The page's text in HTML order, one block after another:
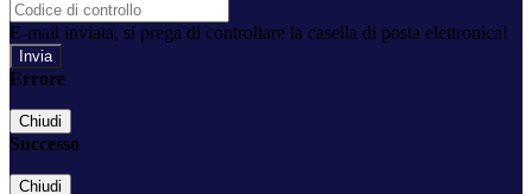
E-mail inviata, si prega di controllare la casella di posta elettronica!
Errore
Chiudi
Successo
Chiudi